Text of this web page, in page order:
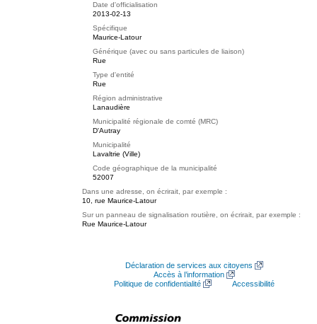
Date d'officialisation
2013-02-13
Spécifique
Maurice-Latour
Générique (avec ou sans particules de liaison)
Rue
Type d'entité
Rue
Région administrative
Lanaudière
Municipalité régionale de comté (MRC)
D'Autray
Municipalité
Lavaltrie (Ville)
Code géographique de la municipalité
52007
Dans une adresse, on écrirait, par exemple :
10, rue Maurice-Latour
Sur un panneau de signalisation routière, on écrirait, par exemple :
Rue Maurice-Latour
Déclaration de services aux citoyens
Accès à l’information
Politique de confidentialité
Accessibilité